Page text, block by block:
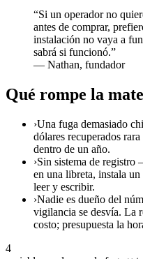
“Si un operador no
antes de comprar,
instalación no vaya a
sabrá si funcionó.”
— Nathan, fundador
Qué rompe la
›Una fuga demasiado
dólares recuperados
dentro de un año.
›Sin sistema de registro
en una libreta, instala
leer y escribir.
›Nadie es dueño del
vigilancia se desvía. La
costo; presupuesta la
4